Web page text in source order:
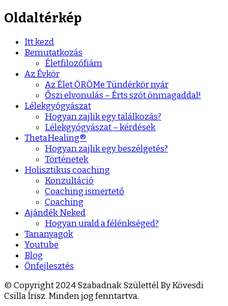
Oldaltérkép
Itt kezd
Bemutatkozás
Életfilozófiám
Az Évkör
Az Élet ÖRÖMe Tündérkör nyár
Őszi elvonulás – Érts szót önmagaddal!
Lélekgyógyászat
Hogyan zajlik egy találkozás?
Lélekgyógyászat – kérdések
ThetaHealing®
Hogyan zajlik egy beszélgetés?
Történetek
Holisztikus coaching
Konzultáció
Coaching ismertető
Coaching
Ajándék Neked
Hogyan urald a félénkséged?
Tananyagok
Youtube
Blog
Önfejlesztés
© Copyright 2024 Szabadnak Születtél By Kövesdi
Csilla Írisz. Minden jog fenntartva.